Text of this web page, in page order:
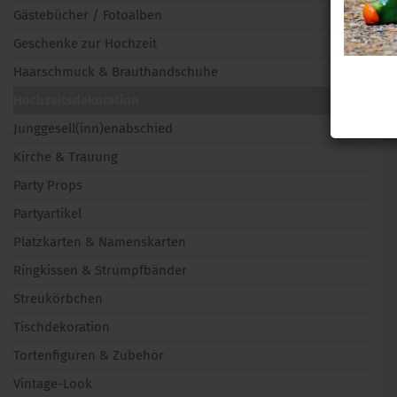
Gästebücher / Fotoalben
Geschenke zur Hochzeit
Haarschmuck & Brauthandschuhe
Junggesell(inn)enabschied
Kirche & Trauung
Party Props
Partyartikel
Platzkarten & Namenskarten
Ringkissen & Strumpfbänder
Streukörbchen
Tischdekoration
Tortenfiguren & Zubehör
Vintage-Look